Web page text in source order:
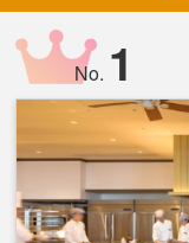
No. 1